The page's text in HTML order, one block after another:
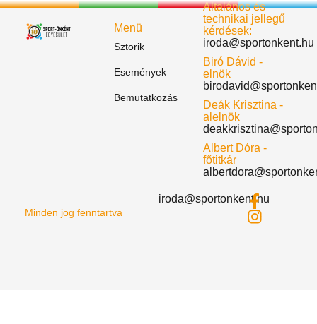
Menü
Sztorik
Események
Bemutatkozás
Általános és
technikai jellegű
kérdések:
iroda@sportonkent.hu
Biró Dávid -
elnök
Deák Krisztina -
alelnök
Albert Dóra -
főtitkár
Minden jog fenntartva
iroda@sportonkent.hu